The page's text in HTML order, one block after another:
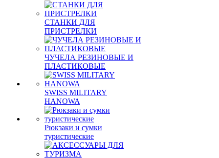
СТАНКИ ДЛЯ
ПРИСТРЕЛКИ
ЧУЧЕЛА РЕЗИНОВЫЕ И
ПЛАСТИКОВЫЕ
SWISS MILITARY
HANOWA
Рюкзаки и сумки
туристические